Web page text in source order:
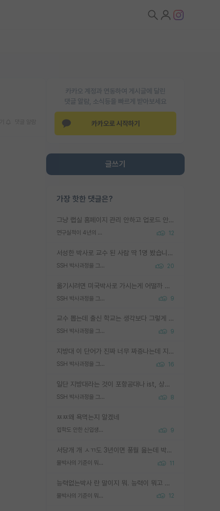
카카오 계정과 연동하여 게시글에 달린
댓글 알람, 소식등을 빠르게 받아보세요
카카오로 시작하기
글쓰기
가장 핫한 댓글은?
그냥 랩실 홈페이지 관리 안하고 업로드 안한거 아님?
연구실적이 4년의 공백이 있는거 어떻게 생각하냐 12
서성한 박사로 교수 된 사람 딱 1명 봤습니다. 근데 지방대 박사로 교수된 거는 기적이 일어나야되요. 서성한 학부부터여도 빡센게 교수임용일텐데 지방대박사로 무슨 교수가 되나요...... 중소기업/중견기업 팀장급/연구소장급이나 될거 같네요.
SSH 박사과정을 그만두고 지방대 박사로 옮기면 교수의 꿈은 끝일까요? 20
옮기시려면 미국박사로 가시는게 어떨까 싶네요. 교수가 꿈이면 미국박사 하고 미국교수 까지 같이 노리시는게 기회가 많지 않을까요?
SSH 박사과정을 그만두고 지방대 박사로 옮기면 교수의 꿈은 끝일까요? 9
교수 뽑는데 출신 학교는 생각보다 그렇게 안 봄. 앞으로는 더 안 보게 될거임. 박사는 어디서 진행해도 됨. 단, 제대로 쌓고 좋은 실적 만들 수 있다면. 그런데 지방대는 그럴 가능성이 지극히 낮음. 나만 열심히 잘 하면 된다? 인간은 주변 환경에 지배되는 나약한 존재임. 주변의 지방대 대학원생과 섞이고 지방 특유의 여유로움 또는 나쁘게 얘기해서 나태함에 젖어 살다보면 교수의 꿈 자체를 잊어버리게 될 가능성도 있음. 주변 환경이 70~80%임.
SSH 박사과정을 그만두고 지방대 박사로 옮기면 교수의 꿈은 끝일까요? 9
지방대 이 단어가 진짜 너무 짜증나는데 지방대면 다 그냥 쓰레기인가요? 무슨 말 같지도 않은 댓글들이 있는건지??? 지방에도 충분히 좋은 대학 많고 충분히 잘하는 교수님들 많습니다 포항공대 4개 IST 대표 지거국들 여기 모두 다 지방에 있고 여기 출신들 중에 교수하는 분들 적지 않습니다 지거국 출신이 무슨 교수를 하냐?라고 생각할 사람들 많은데 상위 대표 지거국에 아웃라이어들 많습니다 결국 개인의 연구역량과 실적이 중요합니다 이 역량을 펼치는데 있어서 지도교수와의 합도 중요합니다. 그리고 경력이 필요하면 해외포닥까지 다녀오세요
SSH 박사과정을 그만두고 지방대 박사로 옮기면 교수의 꿈은 끝일까요? 16
일단 지방대라는 것이 포항공대나 ist, 상위 지거국은 아니라고 생각하겠습니다. 그런곳은 서성한에 비해 소위 대학 네임밸류가 크게 뒤떨어지지는 않으니까요. 대학 이름이 중요하냐? 당연합니다. 대학 이름이 좋아서 좋은 아웃풋이 나오는 것이냐, 좋은 대학은 좋은 사람과 좋은 기회가 몰려있으니 아웃풋도 자연스럽게 좋아지는 것이냐? 대답하기 어려운 문제입니다. 아직 한국 사회에서 학벌을 보는 것도, 특히 이공계를 중심으로 학벌보다는 실적 위주라는 분위기가 형성되는 것도 사실입니다. 지방대 출신으로 전임교수가 될수 있느냐? 가능 불가능을 따지면 당연히 가능입니다. 지방대 박사 출신으로 전임교원이 된 경우가 실제로 있으니까요. 현실적인 가능성이 있느냐? 지금 이정도 대학의 교수가 되고싶다고 생각되는 대학 들어가서 컴공과 교수 목록 켜고 박사 어디서 받았는지 쭉 한번 보세요. 냉정하게 지방대 출신인 분들이 많지는 않으실겁니다.
SSH 박사과정을 그만두고 지방대 박사로 옮기면 교수의 꿈은 끝일까요? 8
ㅉㅉ왜 욕먹는지 알겠네
입학도 안한 신입생이 원래 관심을 받나요 9
서당개 개 ㅅㄲ도 3년이면 풍월 읊는데 박사 5년 이상 대리고 있으면서 물된건 교수 탓 맞는ㄱ게 거기가 서당이 아니란 소리임
물박사의 기준이 뭐임? 11
능력없는박사 란 말이지 뭐. 능력이 뭐고 능력이 있다는게 뭔지는 사람마다 기준이 다르니까 얘기해봐야 서로 자기 기준만 얘기해서 논쟁이 끝이 안나고. 주위에서 능력있고 야심있는 신입생이 교수가 유의미한 피드백을 아예 안주면서 제대로된 과제에 참여해볼 기회도 제공하지 않고 잡일 뺑뺑이만 돌려서 맨날 단순작업만 하면서 밤새다가 눈빛이 점점 죽어가는걸 본 사람은 물박사는 교수탓이라고 하고, 교수는 이것저것 알려도 주고 기회도 주고 사수 동기 붙여주면서 어떻게든 끌고가려고 하는데 본인이 매일 뺀질거리면서 출근 하는둥마는둥 하다가 기껏 와서도 폰이나 쳐다보다가 실험 망치고 저녁약속있어서 먼저 가볼게요~ 하는걸 본 사람은 물박사는 본인탓이라고 함.
물박사의 기준이 뭐임? 12